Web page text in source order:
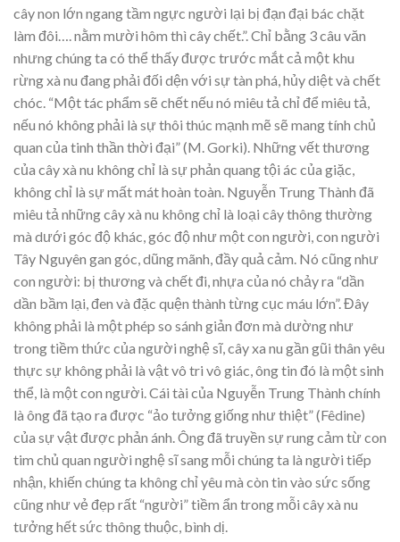
cây non lớn ngang tầm ngực người lại bị đạn đại bác chặt
làm đôi…. nằm mười hôm thì cây chết.”. Chỉ bằng 3 câu văn
nhưng chúng ta có thể thấy được trước mắt cả một khu
rừng xà nu đang phải đối dện với sự tàn phá, hủy diệt và chết
chóc. “Một tác phẩm sẽ chết nếu nó miêu tả chỉ để miêu tả,
nếu nó không phải là sự thôi thúc mạnh mẽ sẽ mang tính chủ
quan của tinh thần thời đại” (M. Gorki). Những vết thương
của cây xà nu không chỉ là sự phản quang tội ác của giặc,
không chỉ là sự mất mát hoàn toàn. Nguyễn Trung Thành đã
miêu tả những cây xà nu không chỉ là loại cây thông thường
mà dưới góc độ khác, góc độ như một con người, con người
Tây Nguyên gan góc, dũng mãnh, đầy quả cảm. Nó cũng như
con người: bị thương và chết đi, nhựa của nó chảy ra “dần
dần bầm lại, đen và đặc quện thành từng cục máu lớn”. Đây
không phải là một phép so sánh giản đơn mà dường như
trong tiềm thức của người nghệ sĩ, cây xa nu gần gũi thân yêu
thực sự không phải là vật vô tri vô giác, ông tin đó là một sinh
thể, là một con người. Cái tài của Nguyễn Trung Thành chính
là ông đã tạo ra được “ảo tưởng giống như thiệt” (Fêdine)
của sự vật được phản ánh. Ông đã truyền sự rung cảm từ con
tim chủ quan người nghệ sĩ sang mỗi chúng ta là người tiếp
nhận, khiến chúng ta không chỉ yêu mà còn tin vào sức sống
cũng như vẻ đẹp rất “người” tiềm ẩn trong mỗi cây xà nu
tưởng hết sức thông thuộc, bình dị.